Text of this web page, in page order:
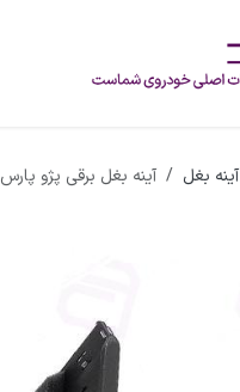
آینه بغل آینه بغل برقی پژو پارس ELX کاوج کد5205